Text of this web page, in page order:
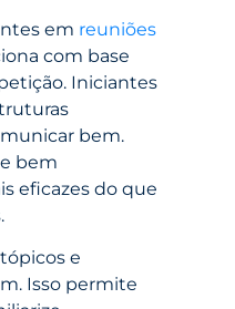
em reuniões
com base
Iniciantes
bem.
bem
eficazes do que
e
Isso permite